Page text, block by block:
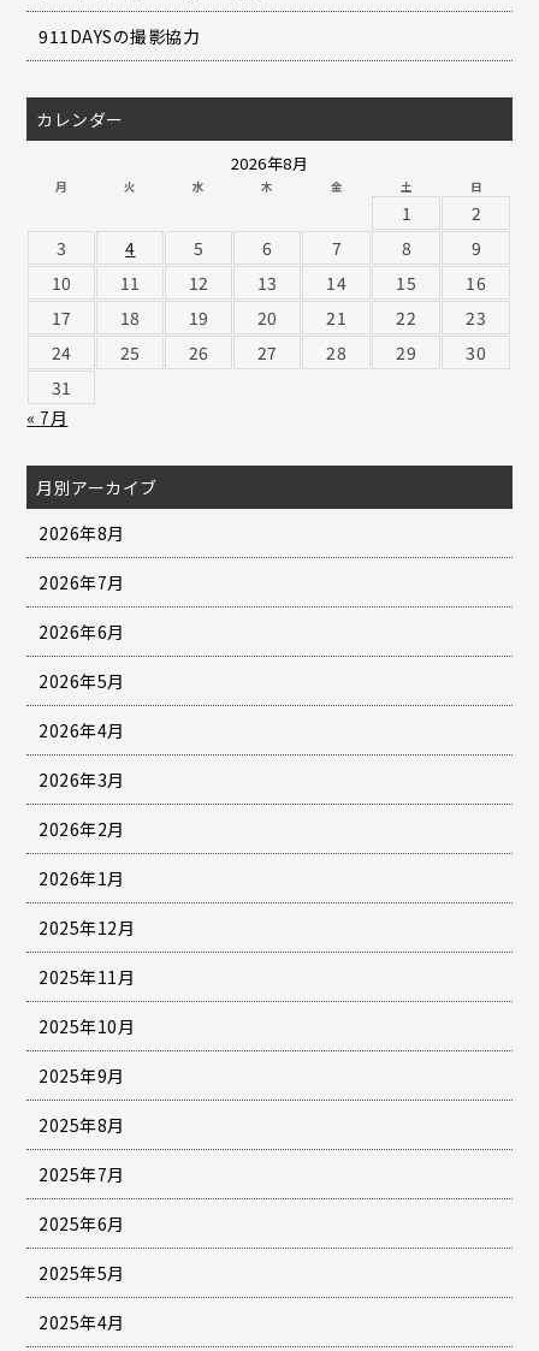
911DAYSの撮影協力
カレンダー
2026年8月
月 火 水 木 金 土 日
1
2
3
4 5 6 7 8
9
10
11 12 13 14 15
16
17
18 19 20 21 22
23
24
25 26 27 28 29
30
31
« 7月
月別アーカイブ
2026年8月
2026年7月
2026年6月
2026年5月
2026年4月
2026年3月
2026年2月
2026年1月
2025年12月
2025年11月
2025年10月
2025年9月
2025年8月
2025年7月
2025年6月
2025年5月
2025年4月